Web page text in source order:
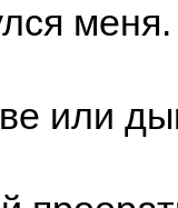
меня.
или